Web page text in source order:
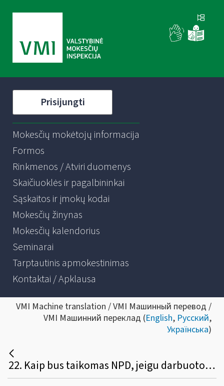
Prisijungti
Mokesčių mokėtojų informacija
Formos
Rinkmenos / Atviri duomenys
Skaičiuoklės ir pagalbininkai
Sąskaitos ir įmokų kodai
Mokesčių žinynas
Mokesčių kalendorius
Seminarai
Tarptautinis apmokestinimas
Kontaktai / Apklausa
VMI Machine translation / VMI Машинный перевод /
VMI Машинний переклад (English, Русский,
Українська)
22. Kaip bus taikomas NPD, jeigu darbuotojui tą patį mėnesį bus išmokėtas darbo užmokestis ir ligos išmoka?